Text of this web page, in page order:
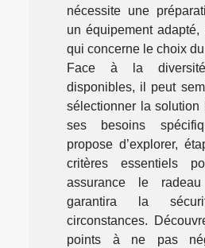
nécessite une
un équipement
qui concerne le choix
Face à la
disponibles, il peut
sélectionner la
ses besoins
propose d’explorer,
critères essentiels
assurance le
garantira la
circonstances.
points à ne pas